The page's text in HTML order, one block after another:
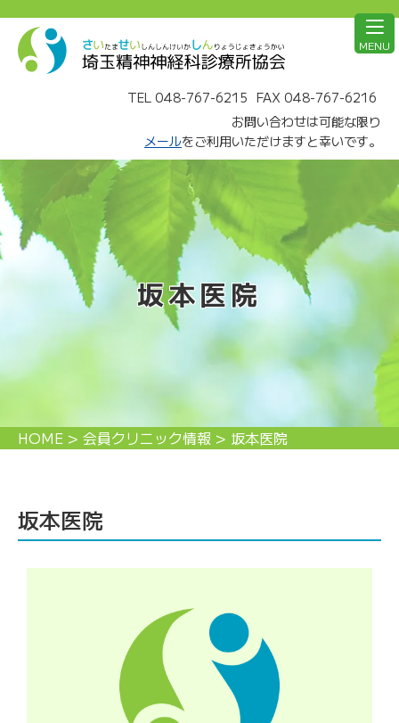
TEL 048-767-6215 FAX 048-767-6216
お問い合わせは可能な限り
メールをご利用いただけますと幸いです。
MENU
坂本医院
HOME > 会員クリニック情報 > 坂本医院
坂本医院